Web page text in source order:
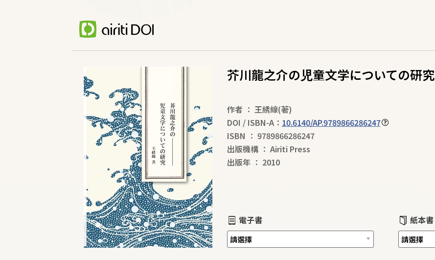
芥川龍之介の児童文学についての研究
作者 ： 王綉線(著)
DOI / ISBN-A： 10.6140/AP.9789866286247
ISBN ： 9789866286247
出版機構 ： Airiti Press
出版年 ： 2010
電子書 紙本書